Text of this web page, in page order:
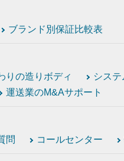
ブランド別保証比較表
りの造りボディ
シス
運送業のM&Aサポート
問 コールセンター